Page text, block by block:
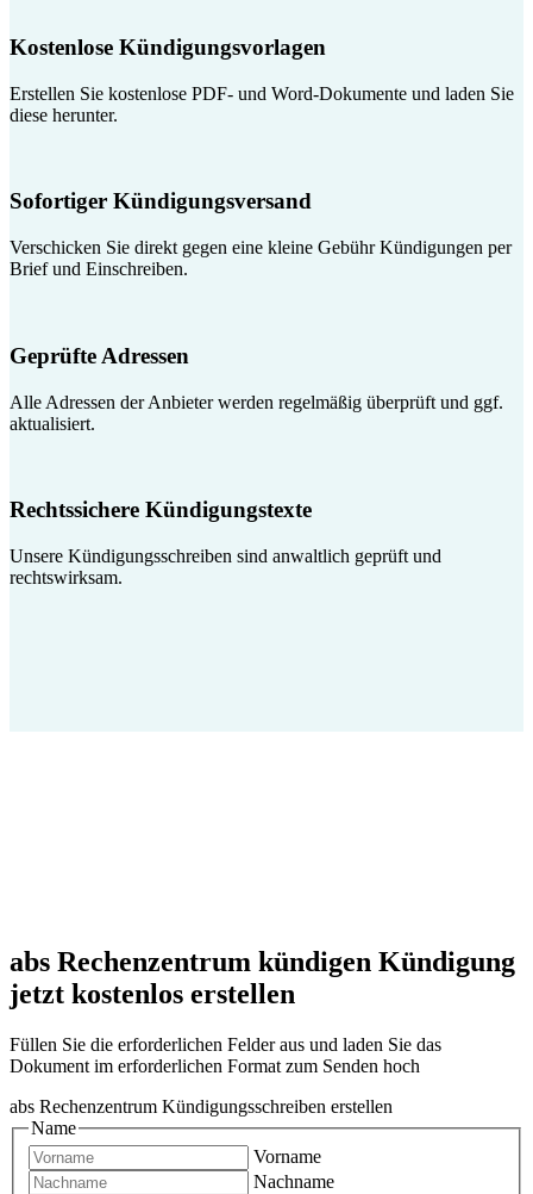
Kostenlose Kündigungsvorlagen
Erstellen Sie kostenlose PDF- und Word-Dokumente und laden Sie
diese herunter.
Sofortiger Kündigungsversand
Verschicken Sie direkt gegen eine kleine Gebühr Kündigungen per
Brief und Einschreiben.
Geprüfte Adressen
Alle Adressen der Anbieter werden regelmäßig überprüft und ggf.
aktualisiert.
Rechtssichere Kündigungstexte
Unsere Kündigungsschreiben sind anwaltlich geprüft und
rechtswirksam.
abs Rechenzentrum kündigen Kündigung
jetzt kostenlos erstellen
Füllen Sie die erforderlichen Felder aus und laden Sie das
Dokument im erforderlichen Format zum Senden hoch
abs Rechenzentrum Kündigungsschreiben erstellen
Name
Vorname
Nachname